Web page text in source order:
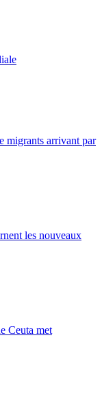
migrants arrivant par
les nouveaux
Ceuta met